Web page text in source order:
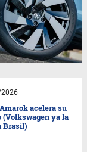
acelera su
(Volkswagen ya la
Brasil)